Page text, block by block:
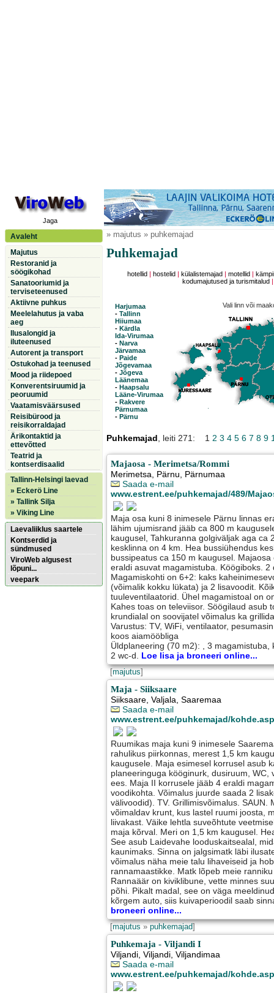
Jaga
Avaleht
Majutus
Restoranid ja
söögikohad
Sanatooriumid ja
terviseteenused
Aktiivne puhkus
Meelelahutus ja vaba
aeg
Ilusalongid ja
iluteenused
Autorent ja transport
Ostukohad ja teenused
Mood ja riidepoed
Konverentsiruumid ja
peoruumid
Vaatamisväärsused
Reisibürood ja
reisikorraldajad
Ärikontaktid ja
ettevõtted
Teatrid ja
kontserdisaalid
Tallinn-Helsingi laevad
» Eckerö Line
» Tallink Silja
» Viking Line
Laevaliiklus saartele
Kontserdid ja
sündmused
ViroWeb algusest
lõpuni...
veepark
» majutus » puhkemajad
Puhkemajad
hotellid hostelid külalistemajad |motellid
kodumajutused ja turismitalud
Harjumaa
- Tallinn
Hiiumaa
- Kärdla
Ida-Virumaa
- Narva
Järvamaa
- Paide
Jõgevamaa
- Jõgeva
Läänemaa
- Haapsalu
Lääne-Virumaa
- Rakvere
Pärnumaa
- Pärnu
Vali linn või
Puhkemajad, leiti 271: 1 2 3 4 5 6 7 8 9
Majaosa - Merimetsa/Rommi
Merimetsa, Pärnu, Pärnumaa
Saada e-mail
www.estrent.ee/puhkemajad/489/
Maja osa kuni 8 inimesele Pärnu linnas
lähim ujumisrand jääb ca 800 m
kaugusel, Tahkuranna golgiväljak aga ca
kesklinna on 4 km. Hea bussiühendus
bussipeatus ca 150 m kaugusel.
eraldi asuvat magamistuba. Köögiboks. 2
Magamiskohti on 6+2: kaks
(võimalik kokku lükata) ja 2 lisavoodit.
tuuleventilaatorid. Ühel magamistoal on
Kahes toas on televiisor. Söögilaud asub
krundialal on soovijatel võimalus ka
Varustus: TV, WiFi, ventilaator,
koos aiamööbliga
Üldplaneering (70 m2): , 3
2 wc-d. Loe lisa ja broneeri online...
[majutus]
Maja - Siiksaare
Siiksaare,Valjala, Saaremaa
Saada e-mail
www.estrent.ee/puhkemajad/
Ruumikas maja kuni 9 inimesele
rahulikus piirkonnas, merest 1,5 km
kaugusele. Maja esimesel korrusel asub
planeeringuga kööginurk, dusiruum, WC,
ees. Maja II korrusele jääb 4 eraldi
voodikohta. Võimalus juurde saada 2
välivoodid). TV. Grillimisvõimalus. SAUN.
võimaldav krunt, kus lastel ruumi joosta,
liivakast. Väike lehtla suveõhtute
maja kõrval. Meri on 1,5 km kaugusel.
See asub Laidevahe looduskaitsealal,
kaunimaks. Sinna on jalgsimatk läbi
võimalus näha meie talu lihaveiseid ja
rannamaastikke. Matk lõpeb meie
Rannaäär on kiviklibune, vette minnes
põhi. Pikalt madal, see on väga
kõrgem auto, siis kuivaperioodil saab
broneeri online...
[majutus»puhkemajad]
Puhkemaja - Viljandi I
Viljandi,Viljandi, Viljandimaa
Saada e-mail
www.estrent.ee/puhkemajad/